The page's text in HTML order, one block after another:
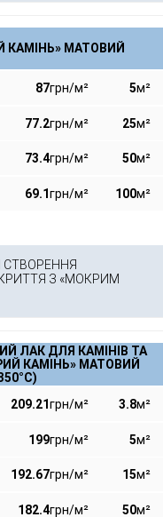
КАМІНЬ» МАТОВИЙ
87грн/м² 5м²
77.2грн/м² 25м²
73.4грн/м² 50м²
69.1грн/м² 100м²
З «МОКРИМ
ЛАК ДЛЯ КАМІНІВ ТА
КАМІНЬ» МАТОВИЙ
209.21грн/м² 3.8м²
199грн/м² 5м²
192.67грн/м² 15м²
182.4грн/м² 50м²